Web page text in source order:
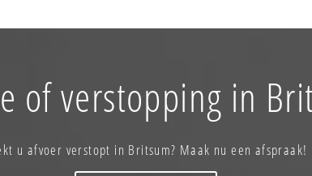
of verstopping in
u afvoer verstopt in Britsum? Maak nu een afspraak!